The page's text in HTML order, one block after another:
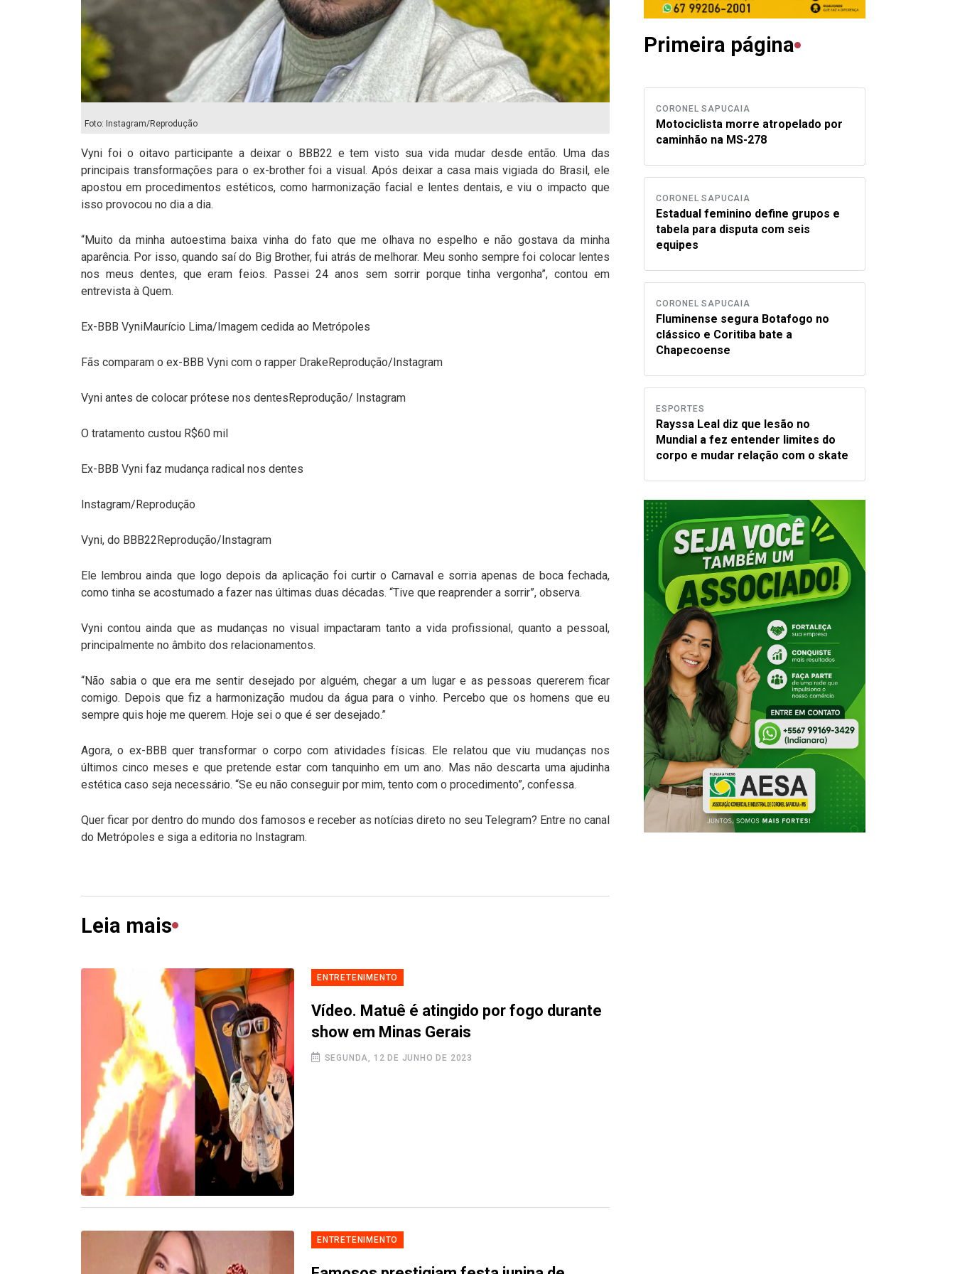
Foto: Instagram/Reprodução
Vyni foi o oitavo participante a deixar o BBB22 e tem visto sua vida mudar desde então. Uma das
principais transformações para o ex-brother foi a visual. Após deixar a casa mais vigiada do Brasil, ele
apostou em procedimentos estéticos, como harmonização facial e lentes dentais, e viu o impacto que
isso provocou no dia a dia.
“Muito da minha autoestima baixa vinha do fato que me olhava no espelho e não gostava da minha
aparência. Por isso, quando saí do Big Brother, fui atrás de melhorar. Meu sonho sempre foi colocar lentes
nos meus dentes, que eram feios. Passei 24 anos sem sorrir porque tinha vergonha”, contou em
entrevista à Quem.
Ex-BBB VyniMaurício Lima/Imagem cedida ao Metrópoles
Fãs comparam o ex-BBB Vyni com o rapper DrakeReprodução/Instagram
Vyni antes de colocar prótese nos dentesReprodução/ Instagram
O tratamento custou R$60 mil
Ex-BBB Vyni faz mudança radical nos dentes
Instagram/Reprodução
Vyni, do BBB22Reprodução/Instagram
Ele lembrou ainda que logo depois da aplicação foi curtir o Carnaval e sorria apenas de boca fechada,
como tinha se acostumado a fazer nas últimas duas décadas. “Tive que reaprender a sorrir”, observa.
Vyni contou ainda que as mudanças no visual impactaram tanto a vida profissional, quanto a pessoal,
principalmente no âmbito dos relacionamentos.
“Não sabia o que era me sentir desejado por alguém, chegar a um lugar e as pessoas quererem ficar
comigo. Depois que fiz a harmonização mudou da água para o vinho. Percebo que os homens que eu
sempre quis hoje me querem. Hoje sei o que é ser desejado.”
Agora, o ex-BBB quer transformar o corpo com atividades físicas. Ele relatou que viu mudanças nos
últimos cinco meses e que pretende estar com tanquinho em um ano. Mas não descarta uma ajudinha
estética caso seja necessário. “Se eu não conseguir por mim, tento com o procedimento”, confessa.
Quer ficar por dentro do mundo dos famosos e receber as notícias direto no seu Telegram? Entre no canal
do Metrópoles e siga a editoria no Instagram.
Leia mais
ENTRETENIMENTO
Vídeo. Matuê é atingido por fogo durante
show em Minas Gerais
SEGUNDA, 12 DE JUNHO DE 2023
ENTRETENIMENTO
Primeira página
CORONEL SAPUCAIA
Motociclista morre atropelado por
caminhão na MS-278
CORONEL SAPUCAIA
Estadual feminino define grupos e
tabela para disputa com seis
equipes
CORONEL SAPUCAIA
Fluminense segura Botafogo no
clássico e Coritiba bate a
Chapecoense
ESPORTES
Rayssa Leal diz que lesão no
Mundial a fez entender limites do
corpo e mudar relação com o skate